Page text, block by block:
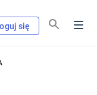
się